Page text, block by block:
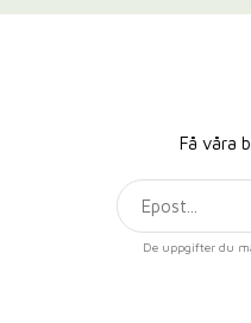
Få våra
De uppgifter du